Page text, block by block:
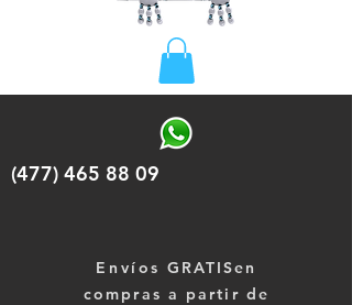
(477) 465 88 09
Envíos GRATISen
compras a partir de